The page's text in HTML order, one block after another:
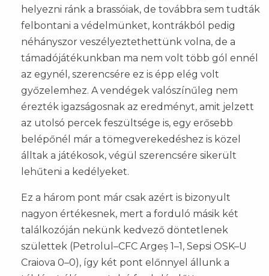
helyezni ránk a brassóiak, de továbbra sem tudták
felbontani a védelmünket, kontrákból pedig
néhányszor veszélyeztethettünk volna, de a
támadójátékunkban ma nem volt több gól ennél
az egynél, szerencsére ez is épp elég volt
győzelemhez. A vendégek valószínűleg nem
érezték igazságosnak az eredményt, amit jelzett
az utolsó percek feszültsége is, egy erősebb
belépőnél már a tömegverekedéshez is közel
álltak a játékosok, végül szerencsére sikerült
lehűteni a kedélyeket.
Ez a három pont már csak azért is bizonyult
nagyon értékesnek, mert a forduló másik két
találkozóján nekünk kedvező döntetlenek
születtek (Petrolul–CFC Argeș 1–1, Sepsi OSK–U
Craiova 0–0), így két pont előnnyel állunk a